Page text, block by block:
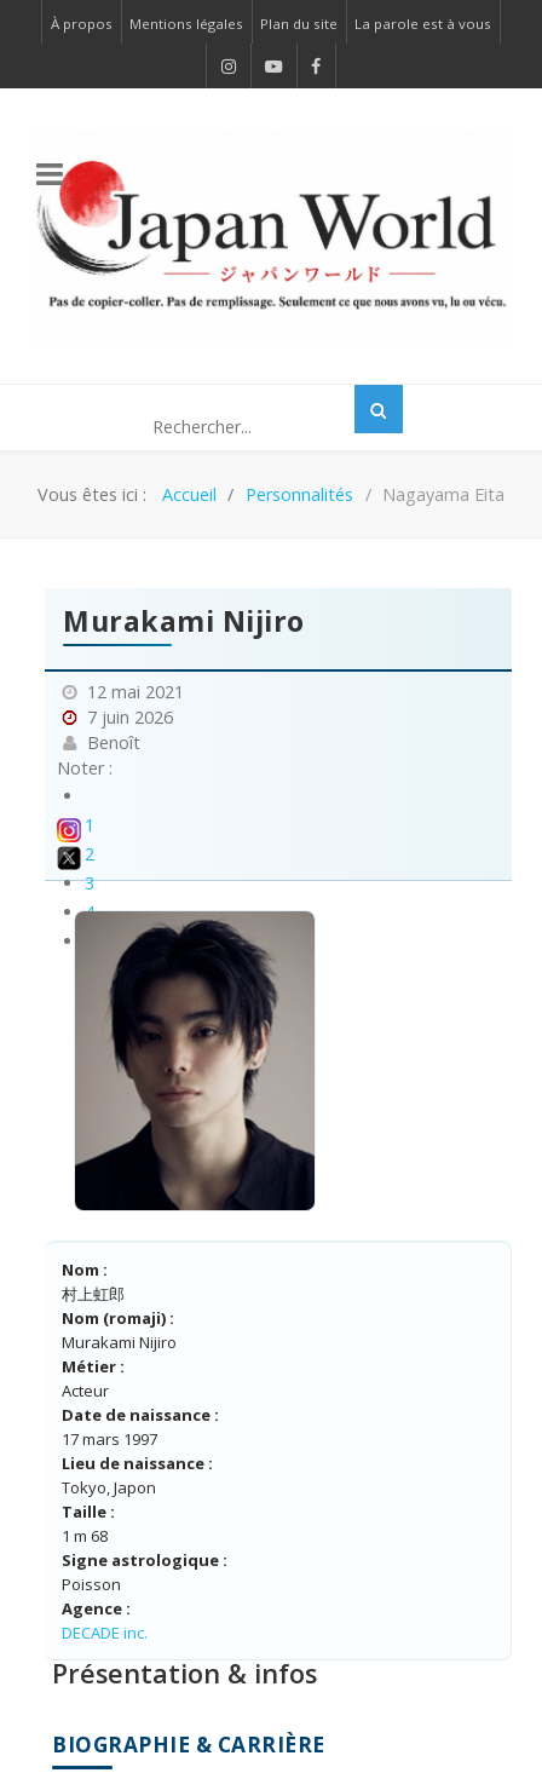
À propos Mentions légales Plan du site La parole est à vous
Vous êtes ici : Accueil Personnalités Nagayama Eita
Murakami Nijiro
12 mai 2021
7 juin 2026
Benoît
Noter :
1
2
3
4
Nom :
村上虹郎
Nom (romaji) :
Murakami Nijiro
Métier :
Acteur
Date de naissance :
17 mars 1997
Lieu de naissance :
Tokyo, Japon
Taille :
1 m 68
Signe astrologique :
Poisson
Agence :
DECADE inc.
Présentation & infos
BIOGRAPHIE & CARRIÈRE